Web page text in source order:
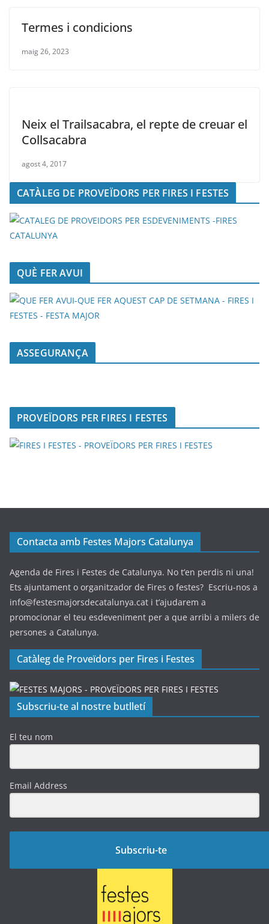
Termes i condicions
maig 26, 2023
Neix el Trailsacabra, el repte de creuar el
Collsacabra
agost 4, 2017
CATÀLEG DE PROVEÏDORS PER FIRES I FESTES
QUÈ FER AVUI
ASSEGURANÇA
PROVEÏDORS PER FIRES I FESTES
Contacta amb Festes Majors Catalunya
Agenda de Fires i Festes de Catalunya. No t’en perdis ni una!
Ets ajuntament o organitzador de Fires o festes? Escriu-nos a
info@festesmajorsdecatalunya.cat i t’ajudarem a
promocionar el teu esdeveniment per a que arribi a milers de
persones a Catalunya.
Catàleg de Proveïdors per Fires i Festes
Subscriu-te al nostre butlletí
El teu nom
Email Address
Subscriu-te